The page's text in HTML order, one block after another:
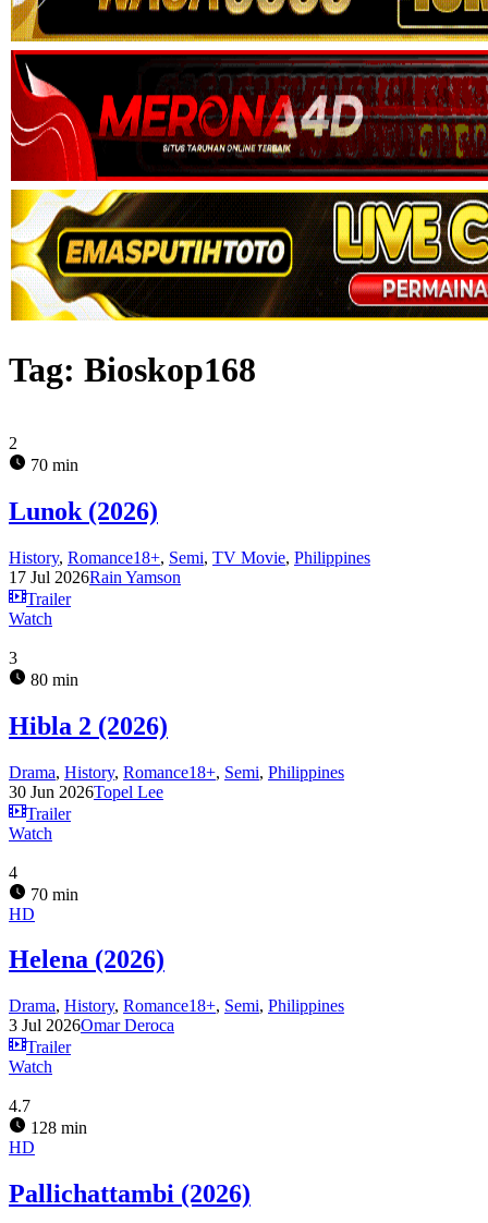
Tag: Bioskop168
2
70 min
Lunok (2026)
History, Romance18+, Semi, TV Movie, Philippines
17 Jul 2026Rain Yamson
Trailer
Watch
3
80 min
Hibla 2 (2026)
Drama, History, Romance18+, Semi, Philippines
30 Jun 2026Topel Lee
Trailer
Watch
4
70 min
HD
Helena (2026)
Drama, History, Romance18+, Semi, Philippines
3 Jul 2026Omar Deroca
Trailer
Watch
4.7
128 min
HD
Pallichattambi (2026)